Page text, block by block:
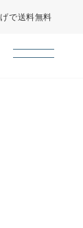
で送料無料